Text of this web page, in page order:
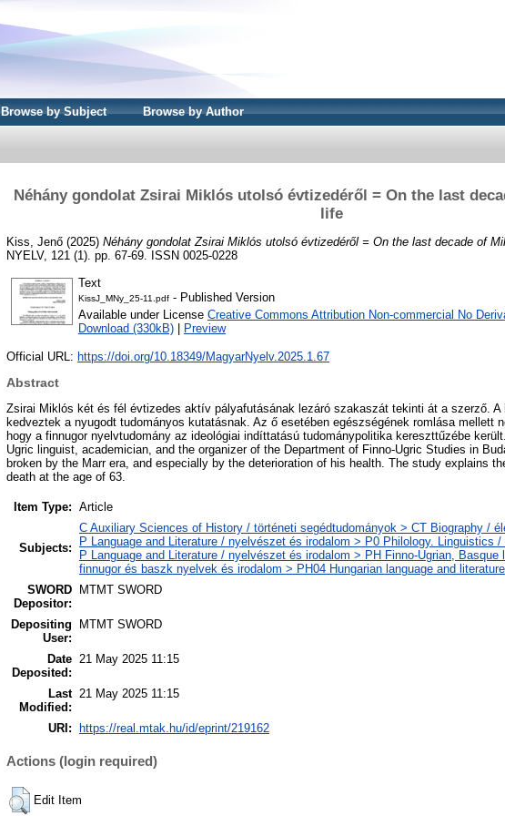
Browse by Subject Browse by Author
Néhány gondolat Zsirai Miklós utolsó évtizedéről = On the last
life
Kiss, Jenő (2025) Néhány gondolat Zsirai Miklós utolsó évtizedéről = On the last decade of
NYELV, 121 (1). pp. 67-69. ISSN 0025-0228
Text
KissJ_MNy_25-11.pdf - Published Version
Available under License Creative Commons Attribution Non-commercial No
Download (330kB)
Preview
Official URL: https://doi.org/10.18349/MagyarNyelv.2025.1.67
Abstract
Zsirai Miklós két és fél évtizedes aktív pályafutásának lezáró szakaszát tekinti át a szerző. A
kedveztek a nyugodt tudományos kutatásnak. Az ő esetében egészségének romlása mellett
hogy a finnugor nyelvtudomány az ideológiai indíttatású tudománypolitika kereszttűzébe
Ugric linguist, academician, and the organizer of the Department of Finno-Ugric Studies in
broken by the Marr era, and especially by the deterioration of his health. The study explains
death at the age of 63.
Item Type: Article
Subjects:
C Auxiliary Sciences of History / történeti segédtudományok > CT Biography /
P Language and Literature / nyelvészet és irodalom > P0 Philology. Linguistics
P Language and Literature / nyelvészet és irodalom > PH Finno-Ugrian, Basque
finnugor és baszk nyelvek és irodalom > PH04 Hungarian language and
SWORD
Depositor:
MTMT SWORD
Depositing
User:
MTMT SWORD
Date
Deposited:
21 May 2025 11:15
Last
Modified:
21 May 2025 11:15
URI: https://real.mtak.hu/id/eprint/219162
Actions (login required)
Edit Item